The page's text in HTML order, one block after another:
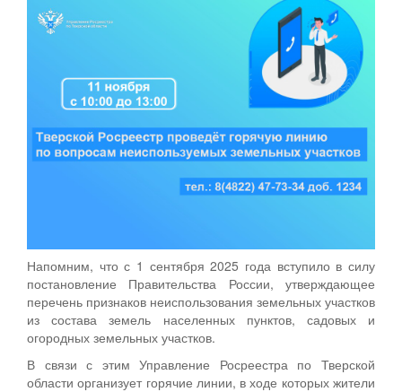
Напомним, что с 1 сентября 2025 года вступило в силу
постановление Правительства России, утверждающее
перечень признаков неиспользования земельных участков
из состава земель населенных пунктов, садовых и
огородных земельных участков.
В связи с этим Управление Росреестра по Тверской
области организует горячие линии, в ходе которых жители